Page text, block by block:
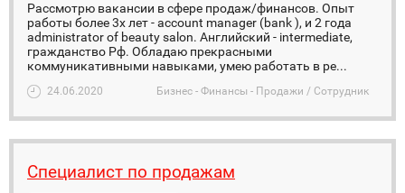
Рассмотрю вакансии в сфере продаж/финансов. Опыт
работы более 3х лет - account manager (bank ), и 2 года
administrator of beauty salon. Английский - intermediate,
гражданство Рф. Обладаю прекрасными
коммуникативными навыками, умею работать в ре...
24.06.2020 Бизнес - Финансы - Продажи / Сотрудник
Специалист по продажам